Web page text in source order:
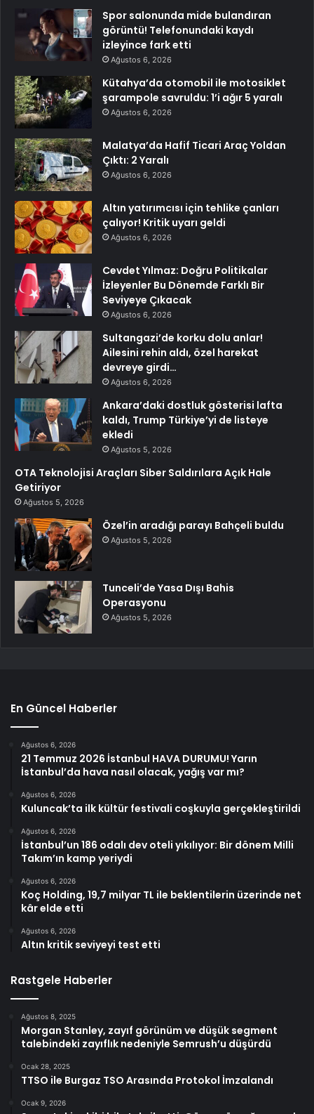
Spor salonunda mide bulandıran
görüntü! Telefonundaki kaydı
izleyince fark etti
Ağustos 6, 2026
Kütahya’da otomobil ile motosiklet
şarampole savruldu: 1’i ağır 5 yaralı
Ağustos 6, 2026
Malatya’da Hafif Ticari Araç Yoldan
Çıktı: 2 Yaralı
Ağustos 6, 2026
Altın yatırımcısı için tehlike çanları
çalıyor! Kritik uyarı geldi
Ağustos 6, 2026
Cevdet Yılmaz: Doğru Politikalar
İzleyenler Bu Dönemde Farklı Bir
Seviyeye Çıkacak
Ağustos 6, 2026
Sultangazi’de korku dolu anlar!
Ailesini rehin aldı, özel harekat
devreye girdi…
Ağustos 6, 2026
Ankara’daki dostluk gösterisi lafta
kaldı, Trump Türkiye’yi de listeye
ekledi
Ağustos 5, 2026
OTA Teknolojisi Araçları Siber Saldırılara Açık Hale
Getiriyor
Ağustos 5, 2026
Özel’in aradığı parayı Bahçeli buldu
Ağustos 5, 2026
Tunceli’de Yasa Dışı Bahis
Operasyonu
Ağustos 5, 2026
En Güncel Haberler
Ağustos 6, 2026
21 Temmuz 2026 İstanbul HAVA DURUMU! Yarın
İstanbul’da hava nasıl olacak, yağış var mı?
Ağustos 6, 2026
Kuluncak’ta ilk kültür festivali coşkuyla gerçekleştirildi
Ağustos 6, 2026
İstanbul’un 186 odalı dev oteli yıkılıyor: Bir dönem Milli
Takım’ın kamp yeriydi
Ağustos 6, 2026
Koç Holding, 19,7 milyar TL ile beklentilerin üzerinde net
kâr elde etti
Ağustos 6, 2026
Altın kritik seviyeyi test etti
Rastgele Haberler
Ağustos 8, 2025
Morgan Stanley, zayıf görünüm ve düşük segment
talebindeki zayıflık nedeniyle Semrush’u düşürdü
Ocak 28, 2025
TTSO ile Burgaz TSO Arasında Protokol İmzalandı
Ocak 9, 2026